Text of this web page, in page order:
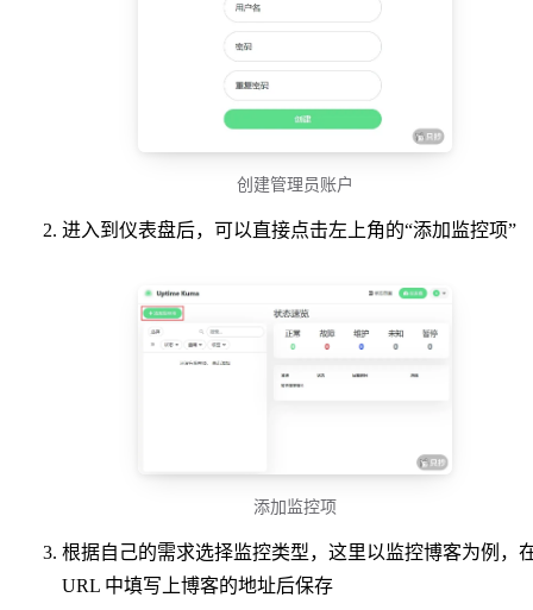
创建管理员账户
进入到仪表盘后，可以直接点击左上角的“添加监控项”
添加监控项
根据自己的需求选择监控类型，这里以监控博客为例，
URL 中填写上博客的地址后保存